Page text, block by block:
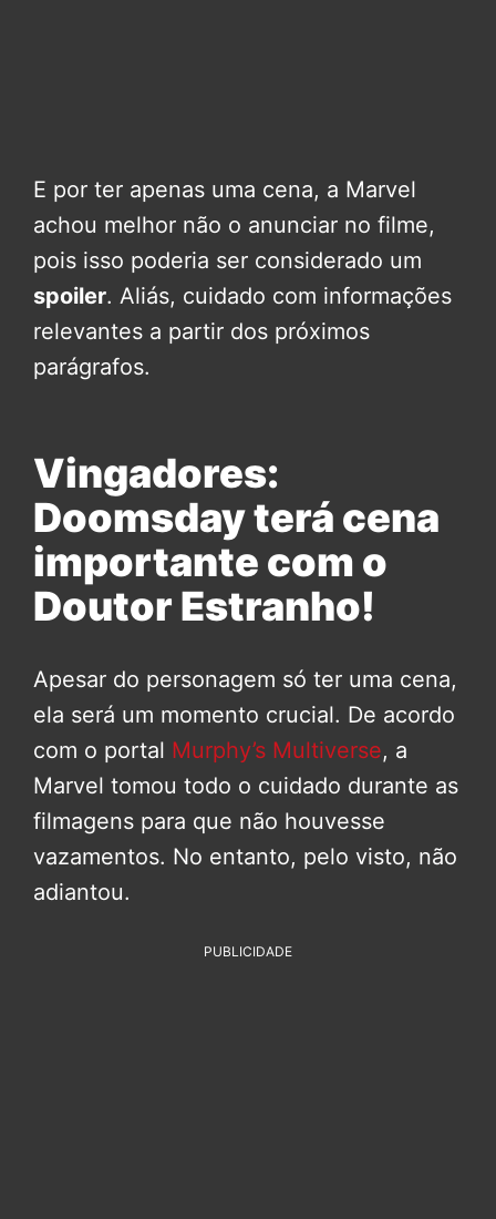
E por ter apenas uma cena, a Marvel
achou melhor não o anunciar no filme,
pois isso poderia ser considerado um
spoiler. Aliás, cuidado com informações
relevantes a partir dos próximos
parágrafos.
Vingadores:
Doomsday terá cena
importante com o
Doutor Estranho!
Apesar do personagem só ter uma cena,
ela será um momento crucial. De acordo
com o portal Murphy’s Multiverse, a
Marvel tomou todo o cuidado durante as
filmagens para que não houvesse
vazamentos. No entanto, pelo visto, não
adiantou.
PUBLICIDADE